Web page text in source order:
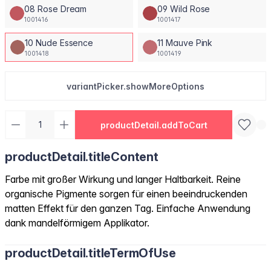
08 Rose Dream
1001416
09 Wild Rose
1001417
10 Nude Essence
1001418
11 Mauve Pink
1001419
variantPicker.showMoreOptions
productDetail.addToCart
productDetail.titleContent
Farbe mit großer Wirkung und langer Haltbarkeit. Reine
organische Pigmente sorgen für einen beeindruckenden
matten Effekt für den ganzen Tag. Einfache Anwendung
dank mandelförmigem Applikator.
productDetail.titleTermOfUse